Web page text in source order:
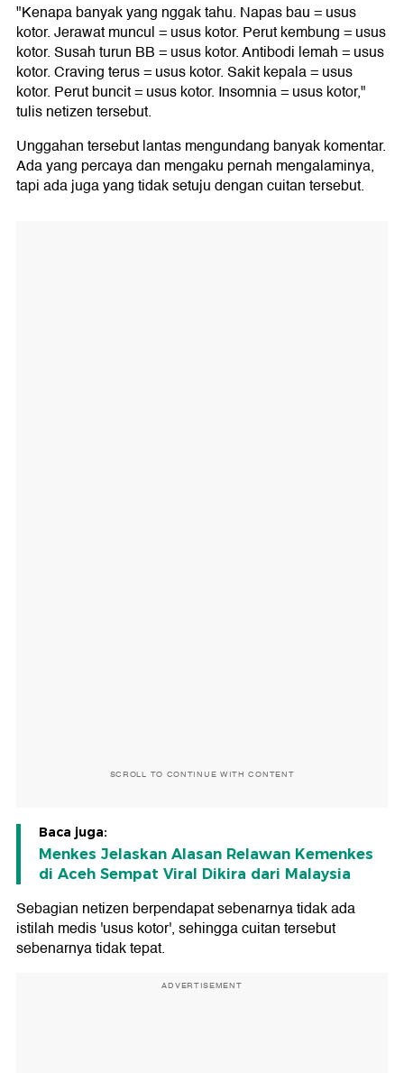
"Kenapa banyak yang nggak tahu. Napas bau = usus
kotor. Jerawat muncul = usus kotor. Perut kembung = usus
kotor. Susah turun BB = usus kotor. Antibodi lemah = usus
kotor. Craving terus = usus kotor. Sakit kepala = usus
kotor. Perut buncit = usus kotor. Insomnia = usus kotor,"
tulis netizen tersebut.
Unggahan tersebut lantas mengundang banyak komentar.
Ada yang percaya dan mengaku pernah mengalaminya,
tapi ada juga yang tidak setuju dengan cuitan tersebut.
SCROLL TO CONTINUE WITH CONTENT
Baca juga:
Menkes Jelaskan Alasan Relawan Kemenkes
di Aceh Sempat Viral Dikira dari Malaysia
Sebagian netizen berpendapat sebenarnya tidak ada
istilah medis 'usus kotor', sehingga cuitan tersebut
sebenarnya tidak tepat.
ADVERTISEMENT